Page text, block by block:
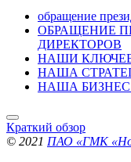
обращение
ОБРАЩЕНИЕ
ДИРЕКТОРОВ
НАШИ
НАША
НАША
Краткий обзор
© 2021 ПАО «ГМК